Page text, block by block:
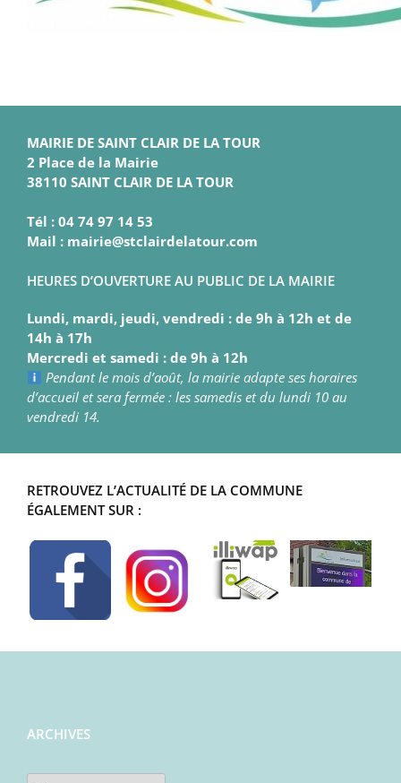
MAIRIE DE SAINT CLAIR DE LA TOUR
2 Place de la Mairie
38110 SAINT CLAIR DE LA TOUR
Tél : 04 74 97 14 53
Mail : mairie@stclairdelatour.com
HEURES D’OUVERTURE AU PUBLIC DE LA MAIRIE
Lundi, mardi, jeudi, vendredi : de 9h à 12h et de
14h à 17h
Mercredi et samedi : de 9h à 12h
Pendant le mois d’août, la mairie adapte ses horaires
d’accueil et sera fermée : les samedis et du lundi 10 au
vendredi 14.
RETROUVEZ L’ACTUALITÉ DE LA COMMUNE
ÉGALEMENT SUR :
ARCHIVES